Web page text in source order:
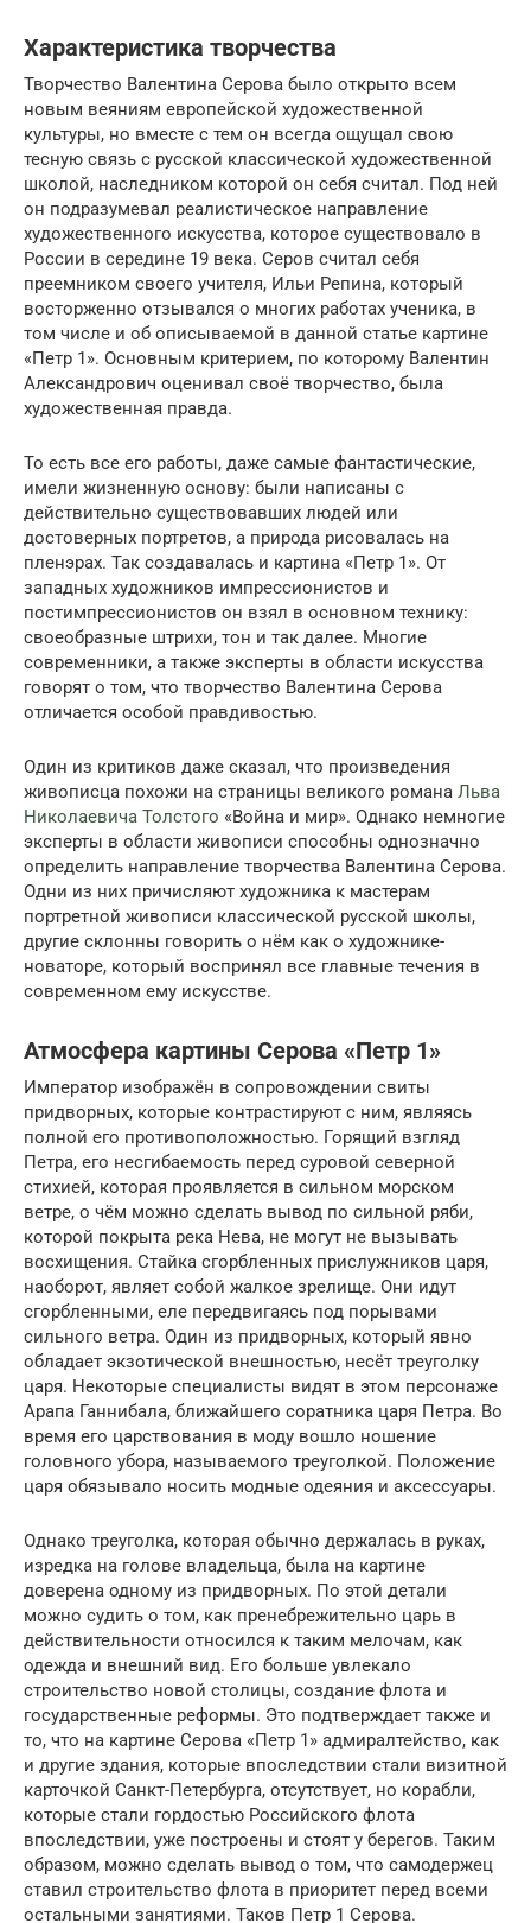
Характеристика творчества
Творчество Валентина Серова было открыто всем
новым веяниям европейской художественной
культуры, но вместе с тем он всегда ощущал свою
тесную связь с русской классической художественной
школой, наследником которой он себя считал. Под ней
он подразумевал реалистическое направление
художественного искусства, которое существовало в
России в середине 19 века. Серов считал себя
преемником своего учителя, Ильи Репина, который
восторженно отзывался о многих работах ученика, в
том числе и об описываемой в данной статье картине
«Петр 1». Основным критерием, по которому Валентин
Александрович оценивал своё творчество, была
художественная правда.
То есть все его работы, даже самые фантастические,
имели жизненную основу: были написаны с
действительно существовавших людей или
достоверных портретов, а природа рисовалась на
пленэрах. Так создавалась и картина «Петр 1». От
западных художников импрессионистов и
постимпрессионистов он взял в основном технику:
своеобразные штрихи, тон и так далее. Многие
современники, а также эксперты в области искусства
говорят о том, что творчество Валентина Серова
отличается особой правдивостью.
Один из критиков даже сказал, что произведения
живописца похожи на страницы великого романа Льва
Николаевича Толстого «Война и мир». Однако немногие
эксперты в области живописи способны однозначно
определить направление творчества Валентина Серова.
Одни из них причисляют художника к мастерам
портретной живописи классической русской школы,
другие склонны говорить о нём как о художнике-
новаторе, который воспринял все главные течения в
современном ему искусстве.
Атмосфера картины Серова «Петр 1»
Император изображён в сопровождении свиты
придворных, которые контрастируют с ним, являясь
полной его противоположностью. Горящий взгляд
Петра, его несгибаемость перед суровой северной
стихией, которая проявляется в сильном морском
ветре, о чём можно сделать вывод по сильной ряби,
которой покрыта река Нева, не могут не вызывать
восхищения. Стайка сгорбленных прислужников царя,
наоборот, являет собой жалкое зрелище. Они идут
сгорбленными, еле передвигаясь под порывами
сильного ветра. Один из придворных, который явно
обладает экзотической внешностью, несёт треуголку
царя. Некоторые специалисты видят в этом персонаже
Арапа Ганнибала, ближайшего соратника царя Петра. Во
время его царствования в моду вошло ношение
головного убора, называемого треуголкой. Положение
царя обязывало носить модные одеяния и аксессуары.
Однако треуголка, которая обычно держалась в руках,
изредка на голове владельца, была на картине
доверена одному из придворных. По этой детали
можно судить о том, как пренебрежительно царь в
действительности относился к таким мелочам, как
одежда и внешний вид. Его больше увлекало
строительство новой столицы, создание флота и
государственные реформы. Это подтверждает также и
то, что на картине Серова «Петр 1» адмиралтейство, как
и другие здания, которые впоследствии стали визитной
карточкой Санкт-Петербурга, отсутствует, но корабли,
которые стали гордостью Российского флота
впоследствии, уже построены и стоят у берегов. Таким
образом, можно сделать вывод о том, что самодержец
ставил строительство флота в приоритет перед всеми
остальными занятиями. Таков Петр 1 Серова.